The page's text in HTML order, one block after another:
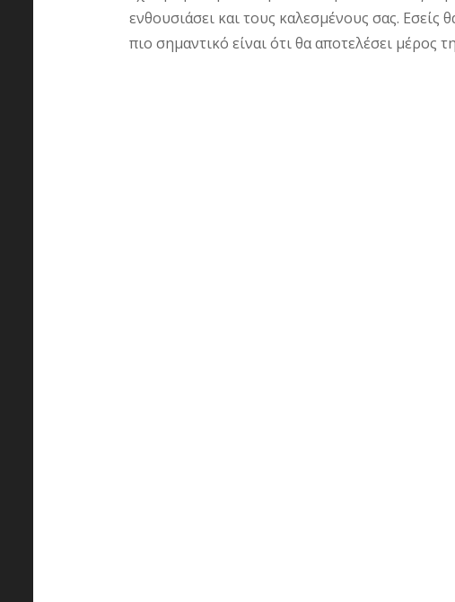
ενθουσιάσει και τους καλεσμένους σας. Εσείς
πιο σημαντικό είναι ότι θα αποτελέσει μέρος